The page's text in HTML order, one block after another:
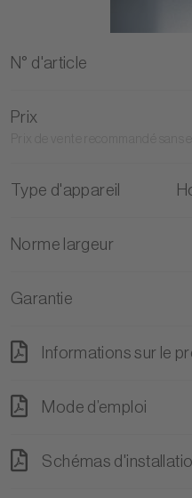
N° d'article
Prix
Type d'appareil
Norme largeur
Garantie
Informations sur le
Mode d’emploi
Schémas